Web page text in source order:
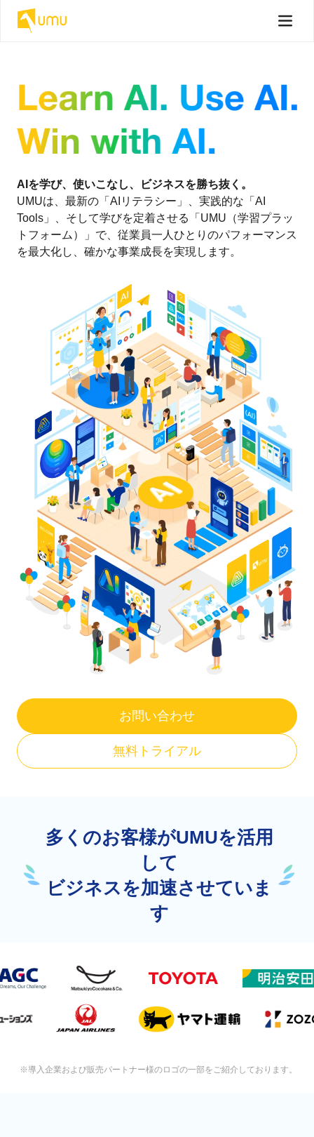
AIを学び、使いこなし、ビジネスを勝ち抜く。
UMUは、最新の「AIリテラシー」、実践的な「AI
Tools」、そして学びを定着させる「UMU（学習プラッ
トフォーム）」で、従業員一人ひとりのパフォーマンス
を最大化し、確かな事業成長を実現します。
お問い合わせ
無料トライアル
多くのお客様がUMUを活用
して
ビジネスを加速させていま
す
※導入企業および販売パートナー様のロゴの一部をご紹介しております。